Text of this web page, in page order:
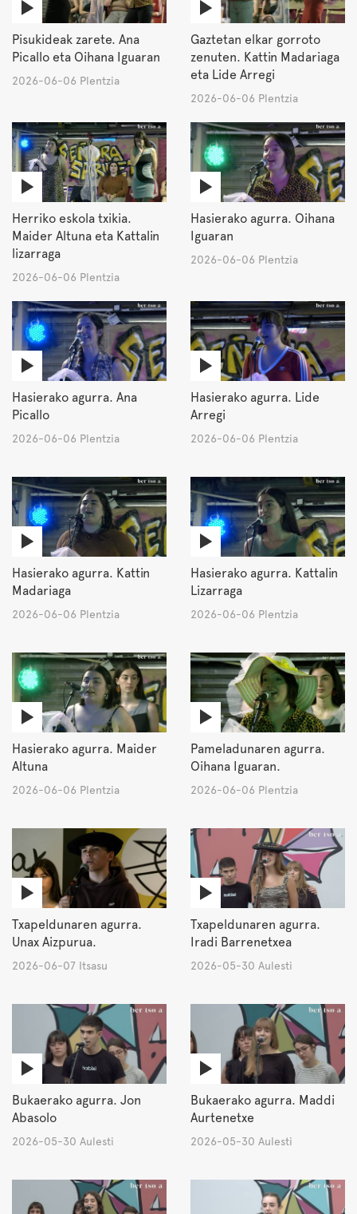
Pisukideak zarete. Ana
Picallo eta Oihana Iguaran
2026-06-06 Plentzia
Gaztetan elkar gorroto
zenuten. Kattin Madariaga
eta Lide Arregi
2026-06-06 Plentzia
Herriko eskola txikia.
Maider Altuna eta Kattalin
lizarraga
2026-06-06 Plentzia
Hasierako agurra. Oihana
Iguaran
2026-06-06 Plentzia
Hasierako agurra. Ana
Picallo
2026-06-06 Plentzia
Hasierako agurra. Lide
Arregi
2026-06-06 Plentzia
Hasierako agurra. Kattin
Madariaga
2026-06-06 Plentzia
Hasierako agurra. Kattalin
Lizarraga
2026-06-06 Plentzia
Hasierako agurra. Maider
Altuna
2026-06-06 Plentzia
Pameladunaren agurra.
Oihana Iguaran.
2026-06-06 Plentzia
Txapeldunaren agurra.
Unax Aizpurua.
2026-06-07 Itsasu
Txapeldunaren agurra.
Iradi Barrenetxea
2026-05-30 Aulesti
Bukaerako agurra. Jon
Abasolo
2026-05-30 Aulesti
Bukaerako agurra. Maddi
Aurtenetxe
2026-05-30 Aulesti